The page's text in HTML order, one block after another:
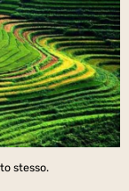
stesso.